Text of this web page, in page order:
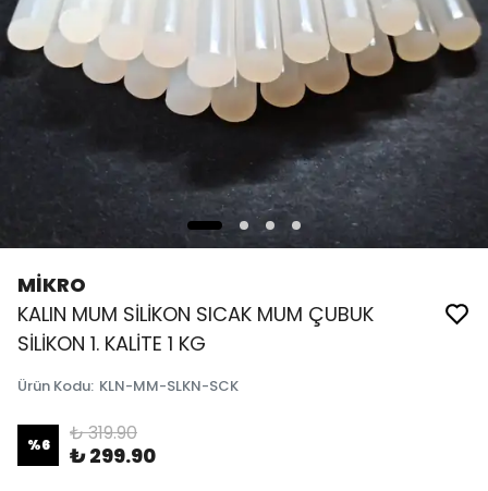
MİKRO
KALIN MUM SİLİKON SICAK MUM ÇUBUK
SİLİKON 1. KALİTE 1 KG
Ürün Kodu: KLN-MM-SLKN-SCK
%6 ₺ 319.90
₺ 299.90